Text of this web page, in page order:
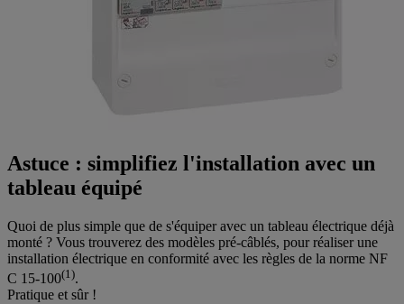
Astuce : simplifiez l'installation avec un
tableau équipé
Quoi de plus simple que de s'équiper avec un tableau électrique déjà
monté ? Vous trouverez des modèles pré-câblés, pour réaliser une
installation électrique en conformité avec les règles de la norme NF
C 15-100(1).
Pratique et sûr !